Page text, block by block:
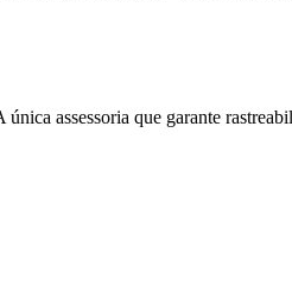
assessoria que garante